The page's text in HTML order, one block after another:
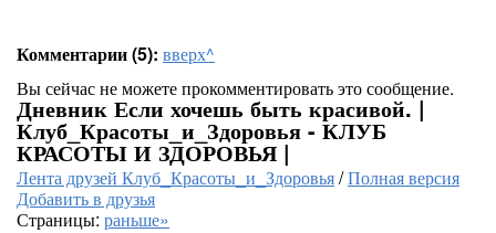
Комментарии (5): вверх^
Вы сейчас не можете прокомментировать это сообщение.
Дневник Если хочешь быть красивой. |
Клуб_Красоты_и_Здоровья - КЛУБ
КРАСОТЫ И ЗДОРОВЬЯ |
Лента друзей Клуб_Красоты_и_Здоровья/Полная версия
Добавить в друзья
Страницы: раньше»